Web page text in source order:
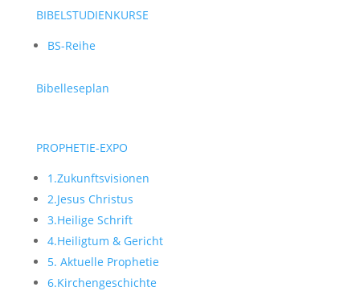
BIBELSTUDIENKURSE
BS-Reihe
Bibelleseplan
PROPHETIE-EXPO
1.Zukunftsvisionen
2.Jesus Christus
3.Heilige Schrift
4.Heiligtum & Gericht
5. Aktuelle Prophetie
6.Kirchengeschichte